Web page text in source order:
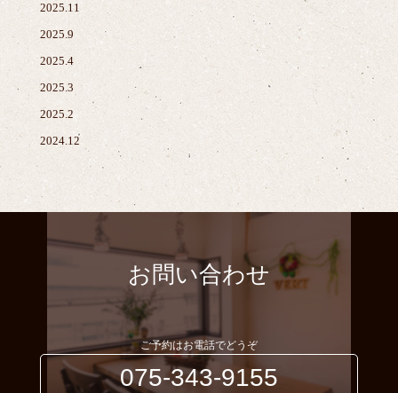
2025.11
2025.9
2025.4
2025.3
2025.2
2024.12
お問い合わせ
ご予約はお電話でどうぞ
075-343-9155